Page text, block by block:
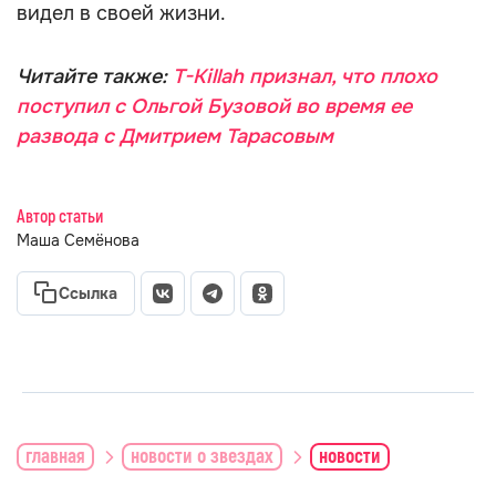
видел в своей жизни.
Читайте также: T-Killah признал, что плохо
поступил с Ольгой Бузовой во время ее
развода с Дмитрием Тарасовым
Автор статьи
Маша Семёнова
Ссылка
главная новости о звездах новости